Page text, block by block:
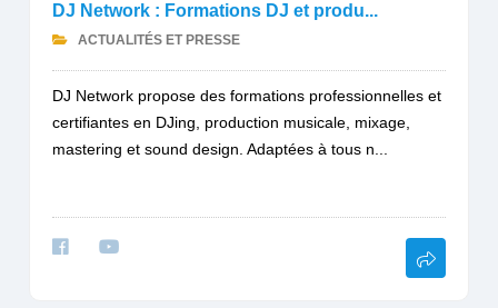
DJ Network : Formations DJ et produ...
ACTUALITÉS ET PRESSE
DJ Network propose des formations professionnelles et
certifiantes en DJing, production musicale, mixage,
mastering et sound design. Adaptées à tous n...